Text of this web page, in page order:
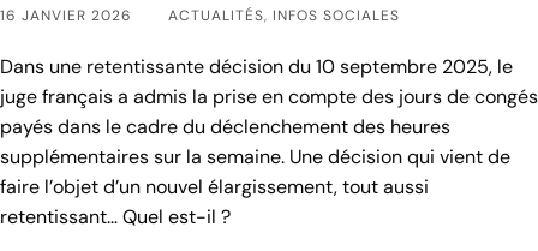
16 JANVIER 2026 ACTUALITÉS, INFOS SOCIALES
Dans une retentissante décision du 10 septembre 2025, le
juge français a admis la prise en compte des jours de congés
payés dans le cadre du déclenchement des heures
supplémentaires sur la semaine. Une décision qui vient de
faire l’objet d’un nouvel élargissement, tout aussi
retentissant… Quel est-il ?